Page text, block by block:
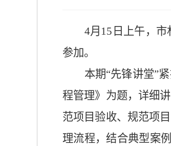
4月15日上午，
参加。
本期“先锋讲堂”
程管理》为题，详细
范项目验收、规范项
理流程，结合典型案